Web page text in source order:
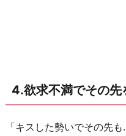
4.欲求不満でその先
「キスした勢いでその先